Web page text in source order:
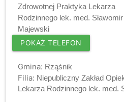
Zdrowotnej Praktyka Lekarza
Rodzinnego lek. med. Sławomir
Majewski
POKAŻ TELEFON
Gmina: Rząśnik
Filia: Niepubliczny Zakład
Lekarza Rodzinnego lek. med.